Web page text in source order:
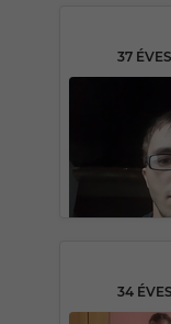
37
34